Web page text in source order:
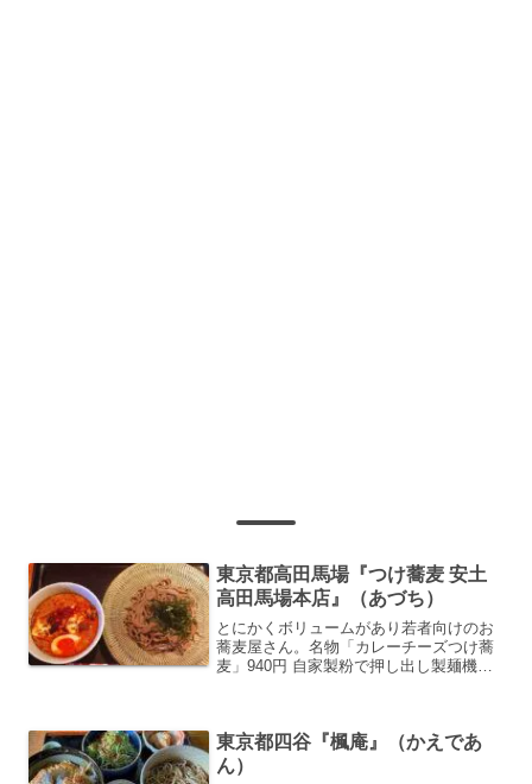
東京都高田馬場『つけ蕎麦 安土
高田馬場本店』（あづち）
とにかくボリュームがあり若者向けのお
蕎麦屋さん。名物「カレーチーズつけ蕎
麦」940円 自家製粉で押し出し製麺機の
東京都四谷『楓庵』（かえであ
ん）